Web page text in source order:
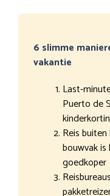
6 slimme
vakantie
Last-
Puerto de
Reis
bouwvak
goedkoper